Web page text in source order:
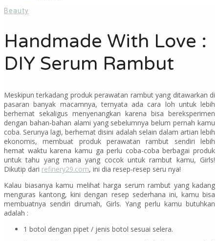
Beauty
Handmade With Love :
DIY Serum Rambut
Meskipun terkadang produk perawatan rambut yang ditawarkan di
pasaran banyak macamnya, ternyata ada cara loh untuk lebih
berhemat sekaligus menyenangkan karena bisa bereksperimen
dengan bahan-bahan alami yang sebelumnya belum pernah kamu
coba. Serunya lagi, berhemat disini adalah selain dalam artian lebih
ekonomis, membuat produk perawatan rambut sendiri lebih
hemat waktu karena kamu ga perlu coba-coba berbagai produk
untuk tahu yang mana yang cocok untuk rambut kamu, Girls!
Dikutip dari refinery29.com, ini dia resep-resep seru nya!
Kalau biasanya kamu melihat harga serum rambut yang kadang
menguras kantong, kini dengan resep sederhana ini, kamu bisa
membuatnya sendiri dirumah, Girls. Yang perlu kamu butuhkan
adalah :
1 botol dengan pipet / jenis botol sesuai selera.